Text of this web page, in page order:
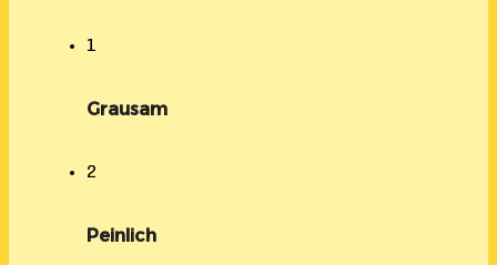
1
Grausam
2
Peinlich